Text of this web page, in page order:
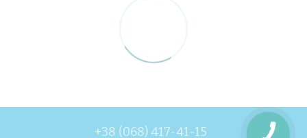
+38 (068) 417-41-15